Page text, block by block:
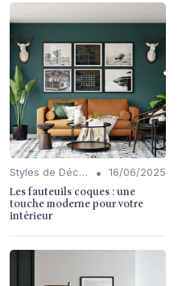
Styles de Décoration Intérieure • 16/06/2025
Les fauteuils coques : une
touche moderne pour votre
intérieur